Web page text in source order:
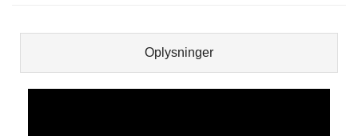
Oplysninger